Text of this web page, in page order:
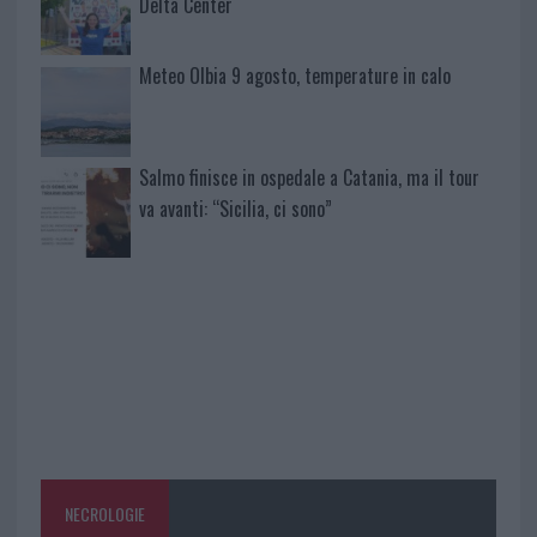
Meteo Olbia 9 agosto, temperature in calo
Salmo finisce in ospedale a Catania, ma il tour
va avanti: “Sicilia, ci sono”
NECROLOGIE